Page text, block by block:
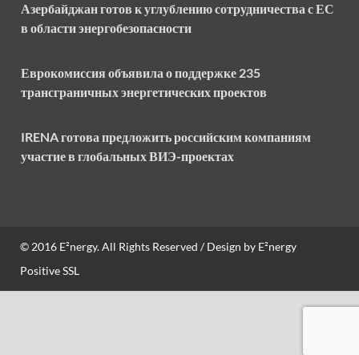
Азербайджан готов к углублению сотрудничества с ЕС
в области энергобезопасности
Еврокомиссия объявила о поддержке 235
трансграничных энергетических проектов
IRENA готова предложить российским компаниям
участие в глобальных ВИЭ-проектах
© 2016 E²nergy. All Rights Reserved / Design by E²nergy
Positive SSL